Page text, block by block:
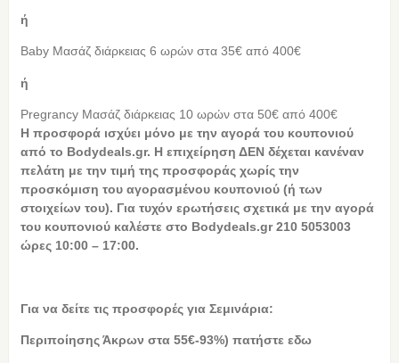
ή
Baby Μασάζ διάρκειας 6 ωρών στα 35€ από 400€
ή
Pregrancy Μασάζ διάρκειας 10 ωρών στα 50€ από 400€
Η προσφορά ισχύει μόνο με την αγορά του κουπονιού
από το Bodydeals.gr. Η επιχείρηση ΔΕΝ δέχεται κανέναν
πελάτη με την τιμή της προσφοράς χωρίς την
προσκόμιση του αγορασμένου κουπονιού (ή των
στοιχείων του). Για τυχόν ερωτήσεις σχετικά με την αγορά
του κουπονιού καλέστε στο Bodydeals.gr 210 5053003
ώρες 10:00 – 17:00.
Για να δείτε τις προσφορές για Σεμινάρια:
Περιποίησης Άκρων στα 55€-93%) πατήστε εδω